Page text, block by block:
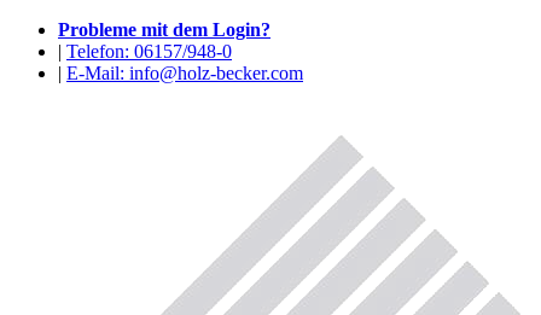
Probleme mit dem Login?
| Telefon: 06157/948-0
| E-Mail: info@holz-becker.com